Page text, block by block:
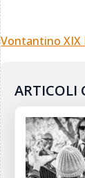
Vontantino XIX
ARTICOLI